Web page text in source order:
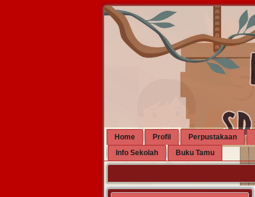
Home Profil Perpustakaan
Info Sekolah
Buku Tamu